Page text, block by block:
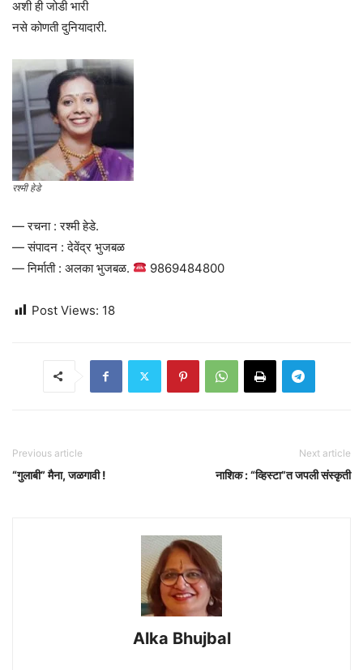
अशी ही जोडी भारी
नसे कोणती दुनियादारी.
रश्मी हेडे
— रचना : रश्मी हेडे.
— संपादन : देवेंद्र भुजबळ
— निर्माती : अलका भुजबळ.
9869484800
Post Views: 18
Previous article
“गुलाबी” मैना, जळगावी !
Next article
नाशिक : “व्हिस्टा”त जपली संस्कृती
Alka Bhujbal